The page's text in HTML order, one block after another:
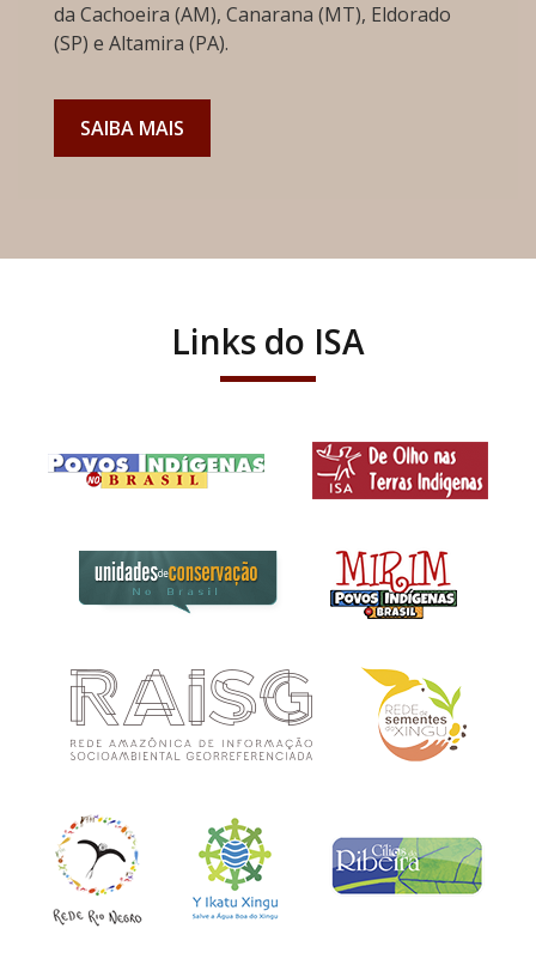
da Cachoeira (AM), Canarana (MT), Eldorado
(SP) e Altamira (PA).
SAIBA MAIS
Links do ISA